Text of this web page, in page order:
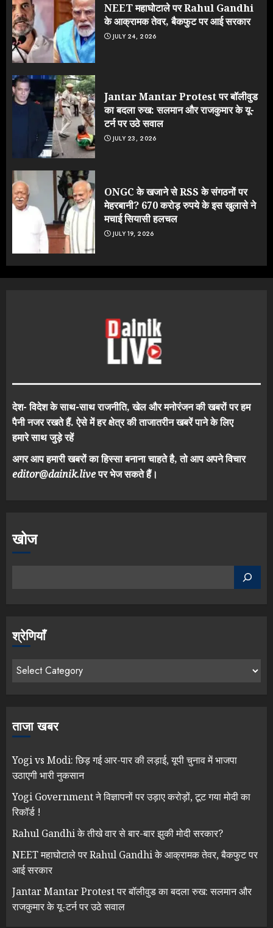
NEET महाघोटाले पर Rahul Gandhi
के आक्रामक तेवर, बैकफुट पर आई सरकार
JULY 24, 2026
Jantar Mantar Protest पर बॉलीवुड
का बदला रुख: सलमान और राजकुमार के यू-
टर्न पर उठे सवाल
JULY 23, 2026
ONGC के खजाने से RSS के संगठनों पर
मेहरबानी? 670 करोड़ रुपये के इस खुलासे ने
मचाई सियासी हलचल
JULY 19, 2026
देश- विदेश के साथ-साथ राजनीति, खेल और मनोरंजन की खबरों पर हम
पैनी नजर रखते हैं. ऐसे में हर क्षेत्र की ताजातरीन खबरें पाने के लिए
हमारे साथ जुड़े रहें
अगर आप हमारी खबरों का हिस्सा बनाना चाहते है, तो आप अपने विचार
editor@dainik.liveपर भेज सकते हैं।
खोज
श्रेणियाँ
ताजा खबर
Yogi vs Modi: छिड़ गई आर-पार की लड़ाई, यूपी चुनाव में भाजपा
उठाएगी भारी नुकसान
Yogi Government ने विज्ञापनों पर उड़ाए करोड़ों, टूट गया मोदी का
रिकॉर्ड !
Rahul Gandhi के तीखे वार से बार-बार झुकी मोदी सरकार?
NEET महाघोटाले पर Rahul Gandhi के आक्रामक तेवर, बैकफुट पर
आई सरकार
Jantar Mantar Protest पर बॉलीवुड का बदला रुख: सलमान और
राजकुमार के यू-टर्न पर उठे सवाल